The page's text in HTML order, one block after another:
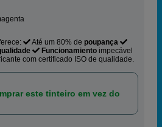
Até um 80% de poupança
Funcionamiento impecável
com certificado ISO de qualidade.
este tinteiro em vez do